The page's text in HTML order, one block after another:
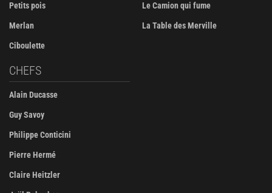
Petits pois
Merlan
Ciboulette
Le Camion qui fume
La Table des Merville
CHEFS
Alain Ducasse
Guy Savoy
Philippe Conticini
Pierre Hermé
Claire Heitzler